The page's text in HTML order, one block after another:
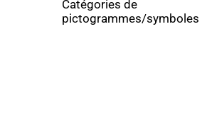
Catégories de
pictogrammes/symboles